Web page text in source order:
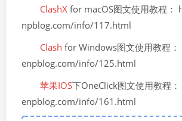
ClashXfor macOS图文使用教程
npblog.com/info/117.html
Clash for Windows图文使用教程
enpblog.com/info/125.html
苹果IOS下OneClick图文使用教程
enpblog.com/info/161.html